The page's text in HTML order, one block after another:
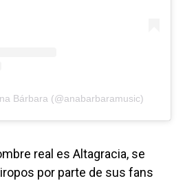
Bárbara (@anabarbaramusic)
real es Altagracia, se
por parte de sus fans